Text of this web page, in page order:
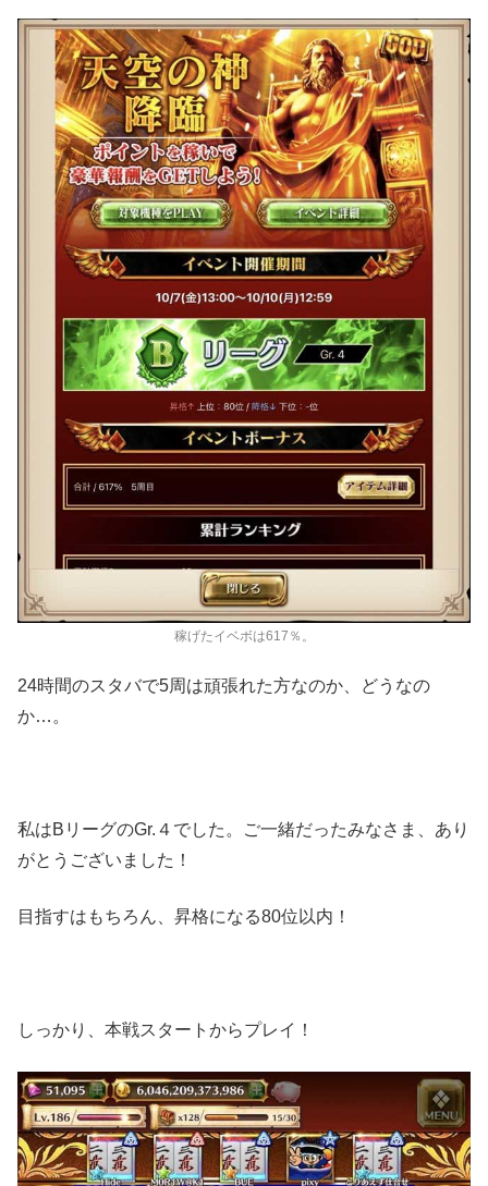
稼げたイベボは617％。
24時間のスタバで5周は頑張れた方なのか、どうなの
か…。
私はBリーグのGr.４でした。ご一緒だったみなさま、あり
がとうございました！
目指すはもちろん、昇格になる80位以内！
しっかり、本戦スタートからプレイ！